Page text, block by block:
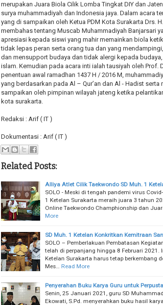
merupakan Juara Biola Cilik Lomba Tingkat DIY dan
surya muhammadiyah dan Indonesia jaya. Dalam acara
yang di sampaikan oleh Ketua PDM Kota Surakarta Drs.
membahas tentang Muscab Muhammadiyah Banjarsari
apresiasi kepada siswi yang mahir memainkan biola
tidak lepas peran serta orang tua dan yang
dan mensupport budaya dan tidak alergi kepada
islam. Kemudian pada acara inti ialah tausiyah oleh Prof.
penentuan awal ramadhan 1437 H / 2016 M,
yang berdasarkan pada Al – Qur’an dan Al - Hadist
sampaikan oleh pimpinan wilayah jateng ketika
kota surakarta.
Redaksi : Arif ( IT )
Dokumentasi : Arif ( IT )
Related Posts:
Alliya Atlet Cilik Taekwondo SD Muh. 1
SOLO - Meski di tengah pandemi virus
1 Ketelan Surakarta meraih juara 3 tahun
Online Taekwondo Champhionship dan
More
SD Muh. 1 Ketelan Konkritkan Kemitraan
SOLO – Pemberlakuan Pembatasan
telah di perpanjang hingga 8 Februari 2021.
Ketelan Surakarta harus tetap berkembang
Mes…
Read More
Penyerahan Buku Karya Guru untuk
Senin, 25 Januari 2021, guru SD
Ekowati, S.Pd. menyerahkan buku hasil